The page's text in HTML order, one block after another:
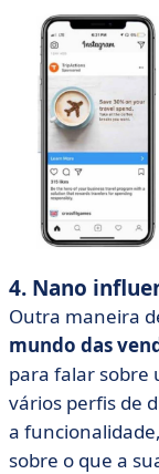
4. Nano
Outra maneira
mundo das
para falar sobre
vários perfis de
a
sobre o que a